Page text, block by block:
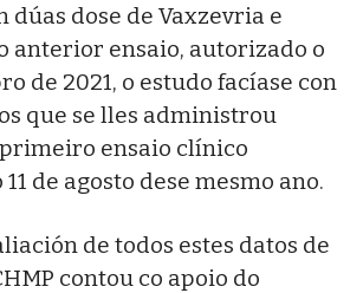
dúas dose de Vaxzevria e
anterior ensaio, autorizado o
de 2021, o estudo facíase con
que se lles administrou
ensaio clínico
de agosto dese mesmo ano.
de todos estes datos de
contou co apoio do